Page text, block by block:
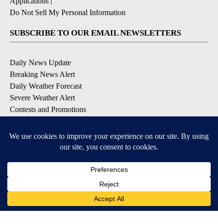
Do Not Sell My Personal Information
SUBSCRIBE TO OUR EMAIL NEWSLETTERS
Daily News Update
Breaking News Alert
Daily Weather Forecast
Severe Weather Alert
Contests and Promotions